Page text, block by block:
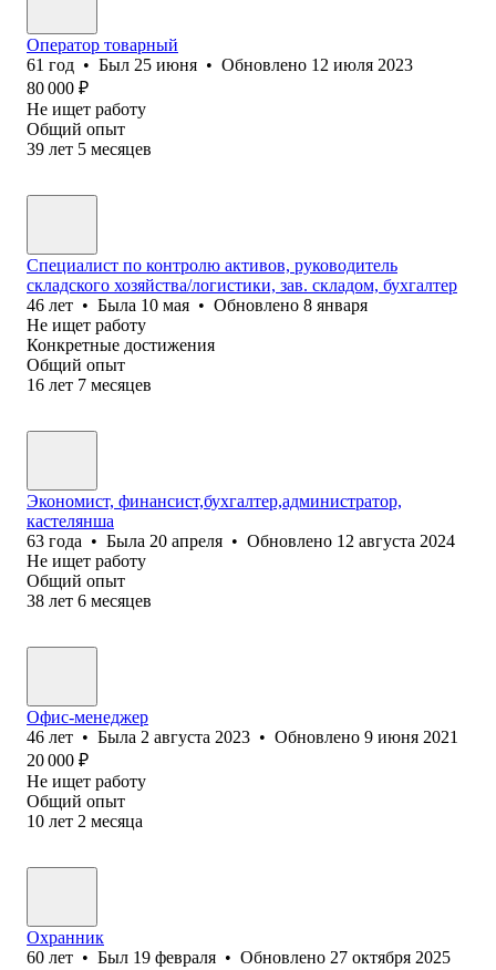
Оператор товарный
61 год • Был 25 июня • Обновлено 12 июля 2023
80 000 ₽
Не ищет работу
Общий опыт
39 лет 5 месяцев
Специалист по контролю активов, руководитель
складского хозяйства/логистики, зав. складом, бухгалтер
46 лет • Была 10 мая • Обновлено 8 января
Не ищет работу
Конкретные достижения
Общий опыт
16 лет 7 месяцев
Экономист, финансист,бухгалтер,администратор,
кастелянша
63 года • Была 20 апреля • Обновлено 12 августа 2024
Не ищет работу
Общий опыт
38 лет 6 месяцев
Офис-менеджер
46 лет • Была 2 августа 2023 • Обновлено 9 июня 2021
20 000 ₽
Не ищет работу
Общий опыт
10 лет 2 месяца
Охранник
60 лет • Был 19 февраля • Обновлено 27 октября 2025